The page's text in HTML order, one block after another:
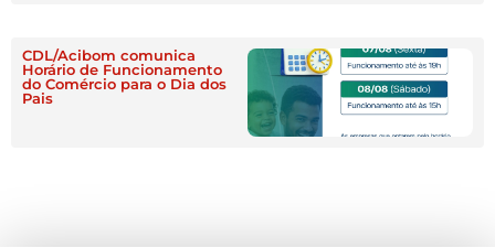
CDL/Acibom comunica
Horário de Funcionamento
do Comércio para o Dia dos
Pais